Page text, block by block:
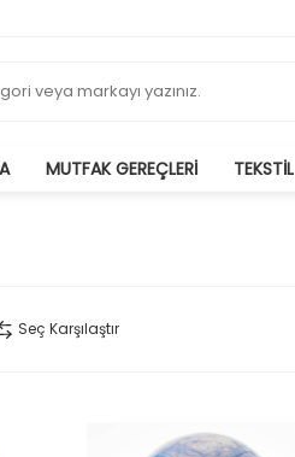
MUTFAK GEREÇLERI TEKSTIL
Seç Karşılaştır